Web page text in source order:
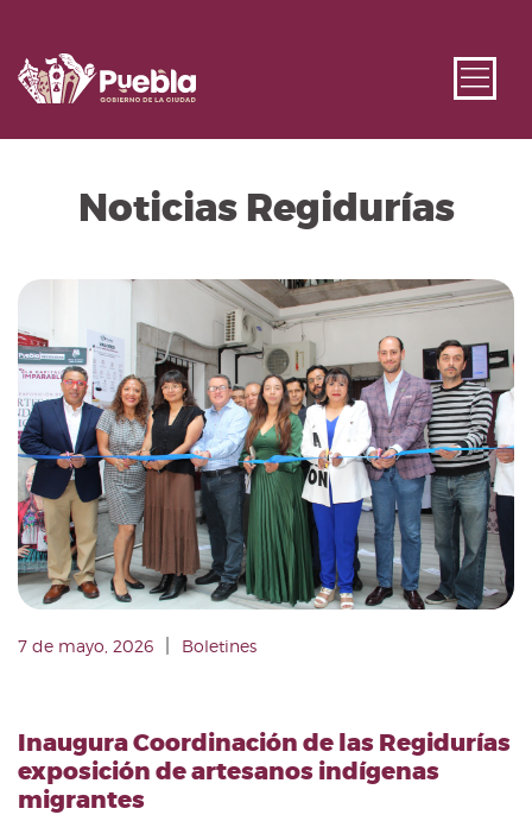
Noticias Regidurías
7 de mayo, 2026 Boletines
Inaugura Coordinación de las Regidurías
exposición de artesanos indígenas
migrantes